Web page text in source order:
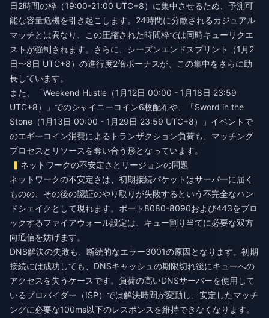
日2時間の枠（19:00-21:00 UTC+8）に集中させるため、予測可
能な容量危機を引き起こします。24時間に分散されるカジュアル
マッチとは異なり、この圧縮された時間枠では同時キューリクエ
ストが強制されます。さらに、シーズンエンドスプリント（1月2
日〜8日 UTC+8）の進行度2倍ボーナスが、この集中をさらに助
長しています。
また、「Weekend Hustle（1月12日 00:00 - 1月18日 23:59
UTC+8）」でのシャイニーコイン6枚配布や、「Sword in the
Stone（1月13日 00:00 - 1月29日 23:59 UTC+8）」イベントで
のエギーコイン消費によるトランザクション負荷も、マッチング
プロセスとリソースを奪い合う形となっています。
ネットワークの不安定さとリージョンの問題
ネットワークの不安定さは、初期接続パケットはサーバーに届く
ものの、その後の認証のやり取りが失敗するという不完全なハン
ドシェイクとして現れます。ポート8080-8090および443をブロ
ックするファイアウォール設定は、キュー割り当てに必要な双方
向通信を妨げます。
DNS解決の失敗も、断続的なエラー3001の原因となります。初期
接続には成功しても、DNSキャッシュの期限切れ後にキューへの
アクセスを失うケースです。負荷の高いDNSサーバーを使用して
いるプロバイダー（ISP）では解決時間が変動し、安定したマッチ
ングに必要な100ms以下のレスポンスを維持できなくなります。